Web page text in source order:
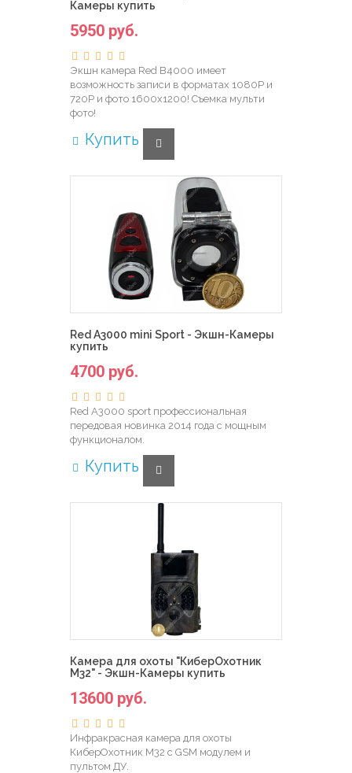
Камеры купить
5950 руб.
Экшн камера Red B4000 имеет
возможность записи в форматах 1080Р и
720Р и фото 1600х1200! Съемка мульти
фото!
Купить
Red A3000 mini Sport - Экшн-Камеры
купить
4700 руб.
Red A3000 sport профессиональная
передовая новинка 2014 года с мощным
функционалом.
Купить
Камера для охоты "КиберОхотник
M32" - Экшн-Камеры купить
13600 руб.
Инфракрасная камера для охоты
КиберОхотник M32 с GSM модулем и
пультом ДУ.